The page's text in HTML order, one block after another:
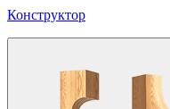
Конструктор